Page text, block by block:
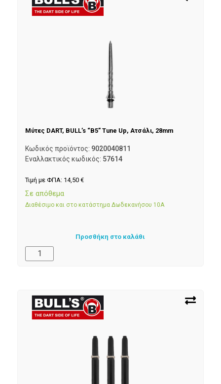
Μύτες DART, BULL’s “B5” Tune Up, Ατσάλι, 28mm
Κωδικός προϊόντος: 9020040811
Εναλλακτικός κωδικός: 57614
Τιμή με ΦΠΑ: 14,50 €
Σε απόθεμα
Διαθέσιμο και στο κατάστημα Δωδεκανήσου 10Α
Προσθήκη στο καλάθι